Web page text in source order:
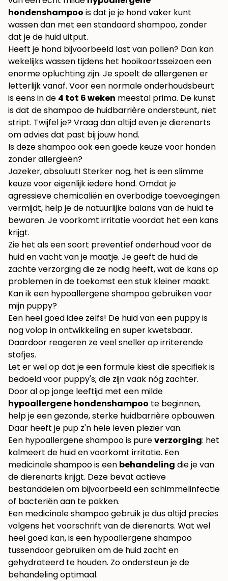
hondenshampoo is dat je je hond vaker kunt
wassen dan met een standaard shampoo, zonder
dat je de huid uitput.
Heeft je hond bijvoorbeeld last van pollen? Dan kan
wekelijks wassen tijdens het hooikoortsseizoen een
enorme opluchting zijn. Je spoelt de allergenen er
letterlijk vanaf. Voor een normale onderhoudsbeurt
is eens in de 4 tot 6 weken meestal prima. De kunst
is dat de shampoo de huidbarrière ondersteunt, niet
stript. Twijfel je? Vraag dan altijd even je dierenarts
om advies dat past bij jouw hond.
Is deze shampoo ook een goede keuze voor honden
zonder allergieën?
Jazeker, absoluut! Sterker nog, het is een slimme
keuze voor eigenlijk iedere hond. Omdat je
agressieve chemicaliën en overbodige toevoegingen
vermijdt, help je de natuurlijke balans van de huid te
bewaren. Je voorkomt irritatie voordat het een kans
krijgt.
Zie het als een soort preventief onderhoud voor de
huid en vacht van je maatje. Je geeft de huid de
zachte verzorging die ze nodig heeft, wat de kans op
problemen in de toekomst een stuk kleiner maakt.
Kan ik een hypoallergene shampoo gebruiken voor
mijn puppy?
Een heel goed idee zelfs! De huid van een puppy is
nog volop in ontwikkeling en super kwetsbaar.
Daardoor reageren ze veel sneller op irriterende
stofjes.
Let er wel op dat je een formule kiest die specifiek is
bedoeld voor puppy's; die zijn vaak nóg zachter.
Door al op jonge leeftijd met een milde
hypoallergene hondenshampoo te beginnen,
help je een gezonde, sterke huidbarrière opbouwen.
Daar heeft je pup z'n hele leven plezier van.
Een hypoallergene shampoo is pureverzorging: het
kalmeert de huid en voorkomt irritatie. Een
medicinale shampoo is een behandeling die je van
de dierenarts krijgt. Deze bevat actieve
bestanddelen om bijvoorbeeld een schimmelinfectie
of bacteriën aan te pakken.
Een medicinale shampoo gebruik je dus altijd precies
volgens het voorschrift van de dierenarts. Wat wel
heel goed kan, is een hypoallergene shampoo
tussendoor gebruiken om de huid zacht en
gehydrateerd te houden. Zo ondersteun je de
behandeling optimaal.